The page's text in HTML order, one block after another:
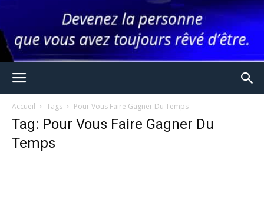
Accueil Tags Pour Vous Faire Gagner Du Temps
Tag: Pour Vous Faire Gagner Du
Temps